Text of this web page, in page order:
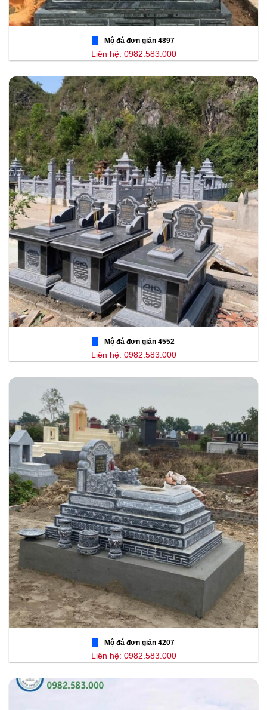
Mộ đá đơn giản 4897
Liên hệ: 0982.583.000
Mộ đá đơn giản 4552
Liên hệ: 0982.583.000
Mộ đá đơn giản 4207
Liên hệ: 0982.583.000